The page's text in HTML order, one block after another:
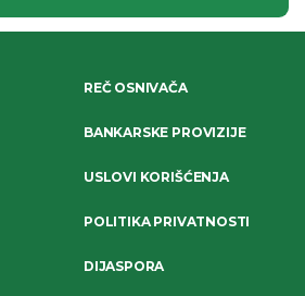
REČ OSNIVAČA
BANKARSKE PROVIZIJE
USLOVI KORIŠĆENJA
POLITIKA PRIVATNOSTI
DIJASPORA